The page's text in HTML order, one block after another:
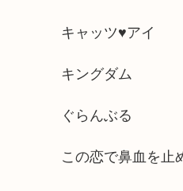
キャッツ♥アイ
キングダム
ぐらんぶる
この恋で鼻血を止